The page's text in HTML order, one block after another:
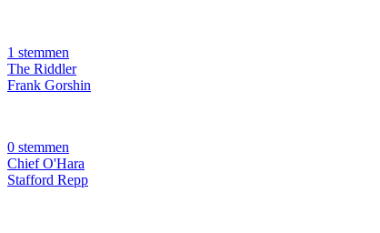
1 stemmen
The Riddler
Frank Gorshin
0 stemmen
Chief O'Hara
Stafford Repp